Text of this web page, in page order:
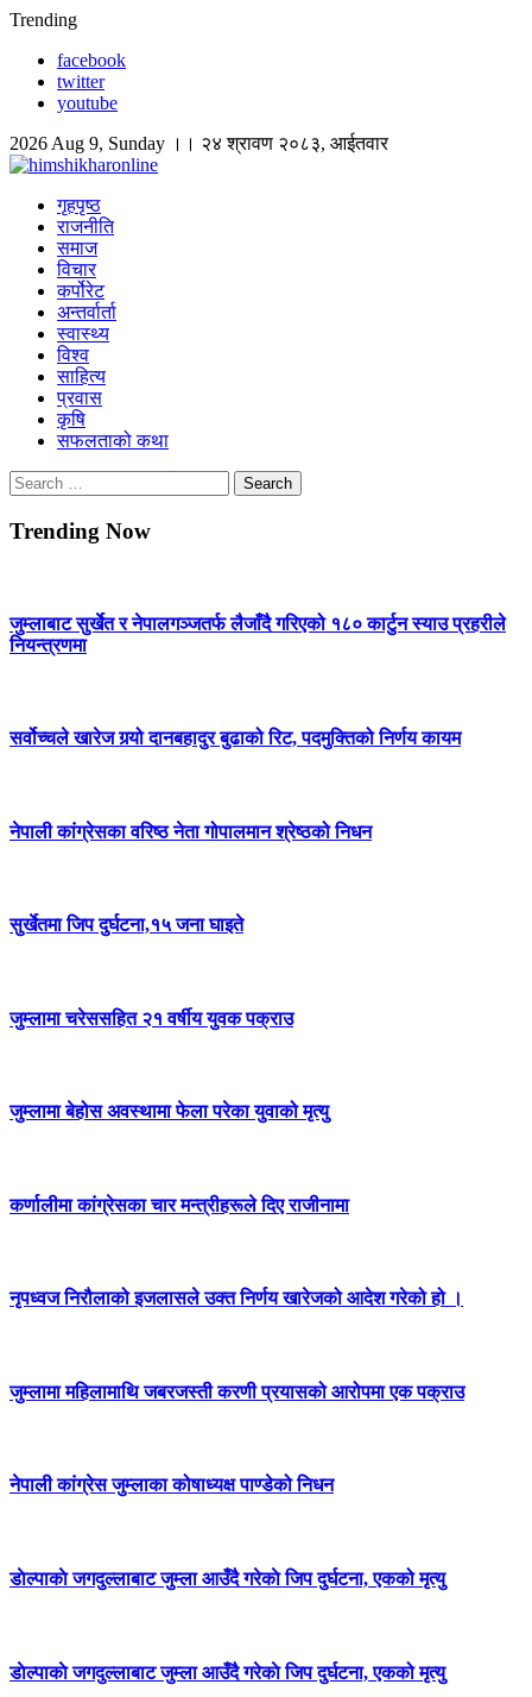
Skip
content
Trending
facebook
twitter
youtube
2026 Aug 9, Sunday ।। २४ श्रावण २०८३, आईतवार
Himshikhar Online
गृहपृष्ठ
राजनीति
समाज
विचार
कर्पोरेट
अन्तर्वार्ता
स्वास्थ्य
विश्व
साहित्य
प्रवास
कृषि
सफलताको कथा
Search
for:
Trending Now
जुम्लाबाट सुर्खेत र नेपालगञ्जतर्फ लैजाँदै गरिएको १८० कार्टुन स्याउ प्रहरीले
नियन्त्रणमा
सर्वोच्चले खारेज गर्‍यो दानबहादुर बुढाको रिट, पदमुक्तिको निर्णय कायम
नेपाली कांग्रेसका वरिष्ठ नेता गोपालमान श्रेष्ठको निधन
सुर्खेतमा जिप दुर्घटना,१५ जना घाइते
जुम्लामा चरेससहित २१ वर्षीय युवक पक्राउ
जुम्लामा बेहोस अवस्थामा फेला परेका युवाको मृत्यु
कर्णालीमा कांग्रेसका चार मन्त्रीहरूले दिए राजीनामा
नृपध्वज निरौलाको इजलासले उक्त निर्णय खारेजको आदेश गरेको हो ।
जुम्लामा महिलामाथि जबरजस्ती करणी प्रयासको आरोपमा एक पक्राउ
नेपाली कांग्रेस जुम्लाका कोषाध्यक्ष पाण्डेको निधन
डाेल्पाकाे जगदुल्लाबाट जुम्ला आउँदै गरेकाे जिप दुर्घटना, एकको मृत्यु
डाेल्पाकाे जगदुल्लाबाट जुम्ला आउँदै गरेकाे जिप दुर्घटना, एकको मृत्यु